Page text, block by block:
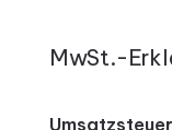
MwSt.-